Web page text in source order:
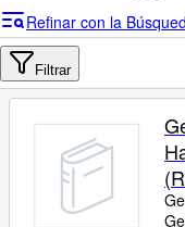
Búsqueda avanzada
Colecciones
Arte y coleccionismo
Vendedores
Refinar con la
Filtrar